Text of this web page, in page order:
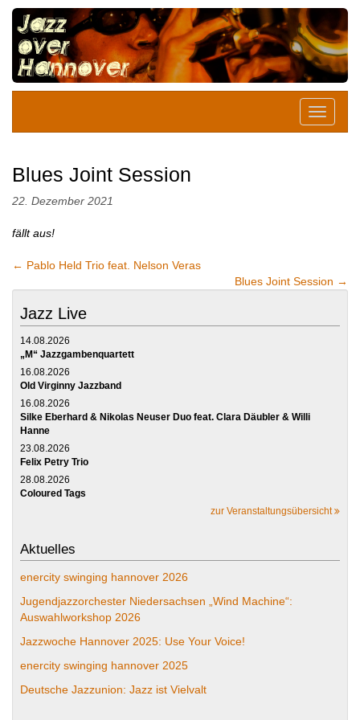
Blues Joint Session
22. Dezember 2021
fällt aus!
← Pablo Held Trio feat. Nelson Veras
Blues Joint Session →
Jazz Live
14.08.2026
„M“ Jazzgambenquartett
16.08.2026
Old Virginny Jazzband
16.08.2026
Silke Eberhard & Nikolas Neuser Duo feat. Clara Däubler & Willi
Hanne
23.08.2026
Felix Petry Trio
28.08.2026
Coloured Tags
zur Veranstaltungsübersicht
Aktuelles
enercity swinging hannover 2026
Jugendjazzorchester Niedersachsen „Wind Machine“:
Auswahlworkshop 2026
Jazzwoche Hannover 2025: Use Your Voice!
enercity swinging hannover 2025
Deutsche Jazzunion: Jazz ist Vielvalt